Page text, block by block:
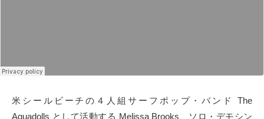
米シールビーチの４人組サーフポップ・バンド The
Aquadolls として活動する Melissa Brooks、ソロ・デモシン